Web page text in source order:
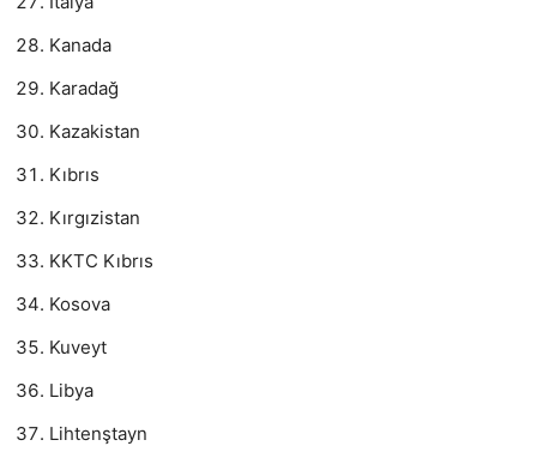
Kanada
Karadağ
Kazakistan
Kıbrıs
Kırgızistan
KKTC Kıbrıs
Kosova
Kuveyt
Libya
Lihtenştayn